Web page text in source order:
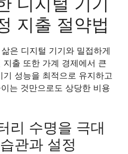
지출 절약법
은 디지털 기기와 밀접하게
출 또한 가계 경제에서 큰
성능을 최적으로 유지하고
는 것만으로도 상당한 비용
리 수명을 극대
관과 설정